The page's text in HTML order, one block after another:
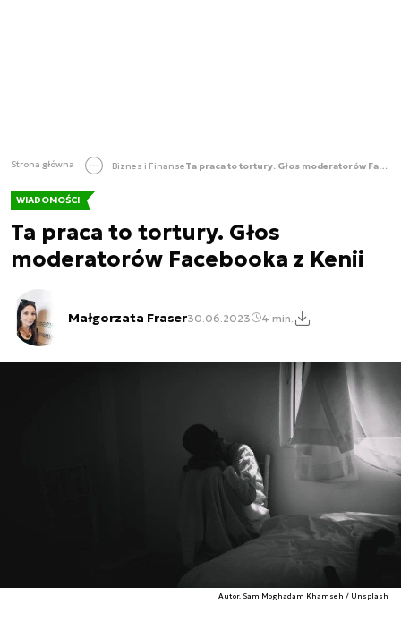
Strona główna Biznes i Finanse Ta praca to tortury. Głos moderatorów Facebooka z Kenii
WIADOMOŚCI
Ta praca to tortury. Głos
moderatorów Facebooka z Kenii
Małgorzata Fraser30.06.2023 4 min.
Autor. Sam Moghadam Khamseh / Unsplash